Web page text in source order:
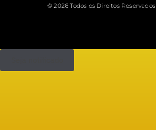
© 2026 Todos os Direitos Reservados